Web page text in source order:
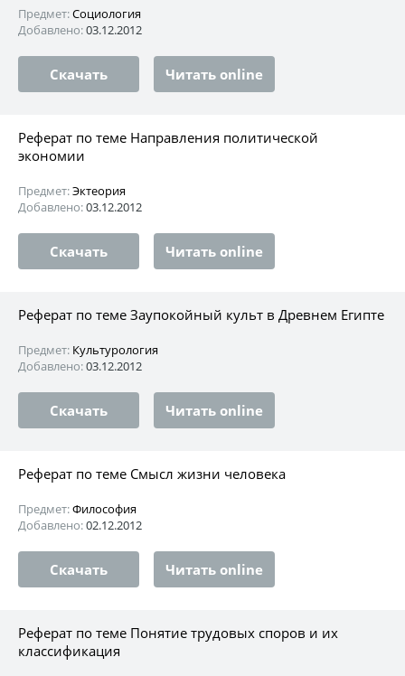
Предмет:Социология
Добавлено:03.12.2012
Скачать Читать online
Реферат по теме Направления политической
экономии
Предмет:Эктеория
Добавлено:03.12.2012
Скачать Читать online
Реферат по теме Заупокойный культ в Древнем Египте
Предмет: Культурология
Добавлено:03.12.2012
Скачать Читать online
Реферат по теме Смысл жизни человека
Предмет:Философия
Добавлено:02.12.2012
Скачать Читать online
Реферат по теме Понятие трудовых споров и их
классификация